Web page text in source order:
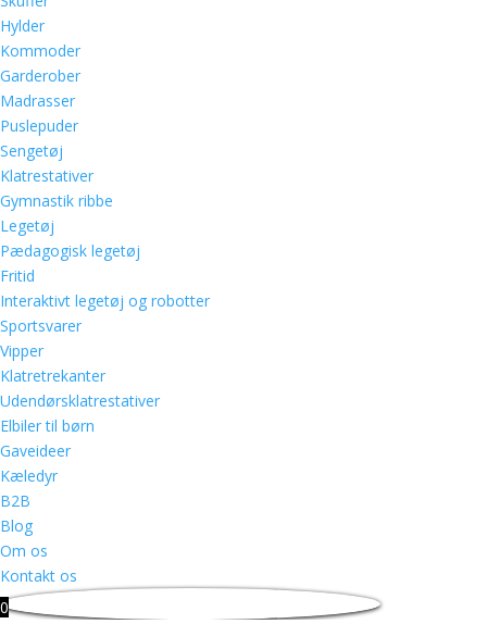
Hylder
Kommoder
Garderober
Madrasser
Puslepuder
Sengetøj
Klatrestativer
Gymnastik ribbe
Legetøj
Pædagogisk legetøj
Fritid
Interaktivt legetøj og robotter
Sportsvarer
Vipper
Klatretrekanter
Udendørsklatrestativer
Elbiler til børn
Gaveideer
Kæledyr
B2B
Blog
Om os
Kontakt os
0